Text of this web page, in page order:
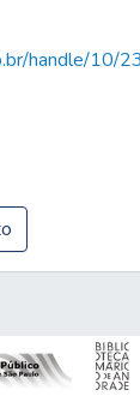
handle/10/